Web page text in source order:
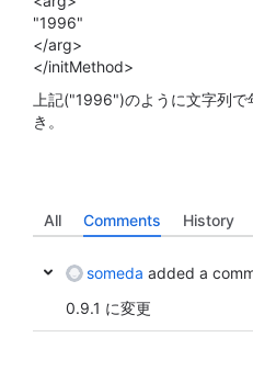
"1996"
</arg>
</initMethod>
上記("1996")のように文字列
き。
All Comments History
someda added a
0.9.1 に変更